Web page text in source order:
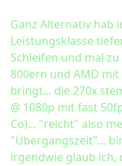
Ganz Alternativ hab
Leistungsklasse
Schleifen und mal
800ern und AMD mit
bringt... die 270x
@ 1080p mit fast
Co)... "reicht" also
"Übergangszeit"...
irgendwie glaub ich,